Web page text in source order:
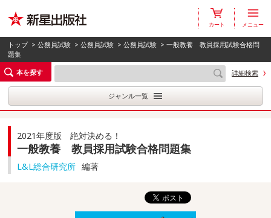
カート メニュー
トップ >公務員試験 >公務員試験 >公務員試験 > 一般教養 教員採用試験合格問
題集
本を探す
詳細検索
ジャンル一覧
2021年度版 絶対決める！
一般教養 教員採用試験合格問題集
L&L総合研究所 編著